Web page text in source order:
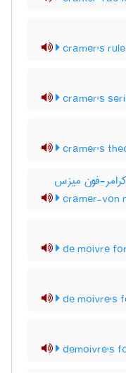
cramer's rule
cramer's
cramer's
فون میزس
cramer-von
de moivre
de moivre's
demoivre's